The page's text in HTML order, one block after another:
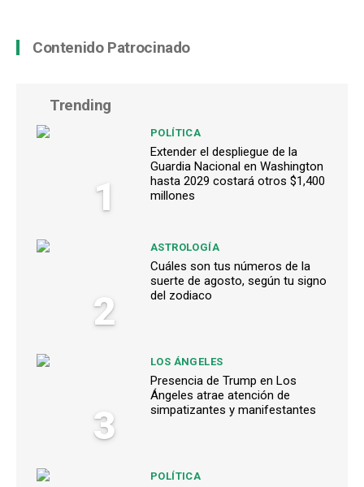
Contenido Patrocinado
Trending
1
POLÍTICA
Extender el despliegue de la
Guardia Nacional en Washington
hasta 2029 costará otros $1,400
millones
2
ASTROLOGÍA
Cuáles son tus números de la
suerte de agosto, según tu signo
del zodiaco
3
LOS ÁNGELES
Presencia de Trump en Los
Ángeles atrae atención de
simpatizantes y manifestantes
POLÍTICA